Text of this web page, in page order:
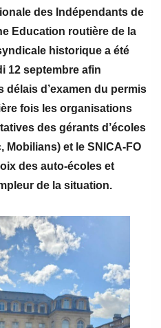
des Indépendants de
Education routière de la
historique a été
12 septembre afin
délais d’examen du permis
fois les organisations
des gérants d’écoles
Mobilians) et le SNICA-FO
des auto-écoles et
de la situation.